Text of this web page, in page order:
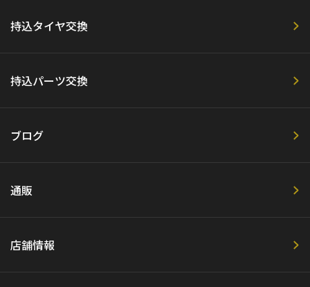
持込タイヤ交換
持込パーツ交換
ブログ
通販
店舗情報